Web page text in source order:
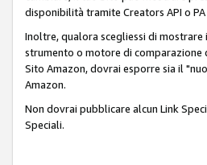
disponibilità tramite Creators API o
Inoltre, qualora scegliessi di
strumento o motore di
Sito Amazon, dovrai esporre sia il
Amazon.
Non dovrai pubblicare alcun Link
Speciali.